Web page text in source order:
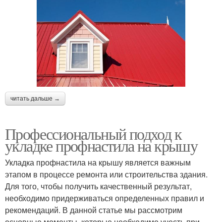
читать дальше →
Профессиональный подход к
укладке профнастила на крышу
Укладка профнастила на крышу является важным
этапом в процессе ремонта или строительства здания.
Для того, чтобы получить качественный результат,
необходимо придерживаться определенных правил и
рекомендаций. В данной статье мы рассмотрим